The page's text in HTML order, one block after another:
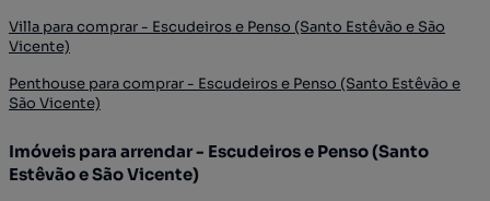
Villa para comprar - Escudeiros e Penso (Santo Estêvão e São
Vicente)
Penthouse para comprar - Escudeiros e Penso (Santo Estêvão e
São Vicente)
Imóveis para arrendar - Escudeiros e Penso (Santo
Estêvão e São Vicente)